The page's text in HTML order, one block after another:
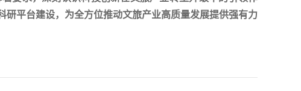
平台建设，为全方位推动文旅产业高质量发展提供强有力